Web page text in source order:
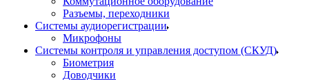
Разъемы, переходники
Системы аудиорегистрации
Микрофоны
Системы контроля и управления доступом (СКУД)
Биометрия
Доводчики